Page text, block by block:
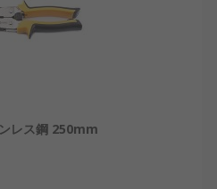
レス鋼 250mm